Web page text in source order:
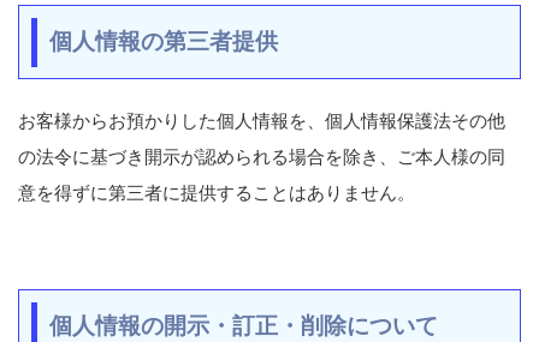
個人情報の第三者提供
お客様からお預かりした個人情報を、個人情報保護法その他
の法令に基づき開示が認められる場合を除き、ご本人様の同
意を得ずに第三者に提供することはありません。
個人情報の開示・訂正・削除について